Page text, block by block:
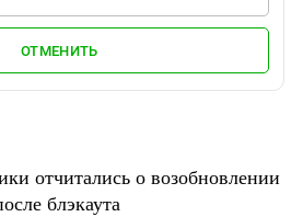
ОТМЕНИТЬ
отчитались о возобновлении
блэкаута